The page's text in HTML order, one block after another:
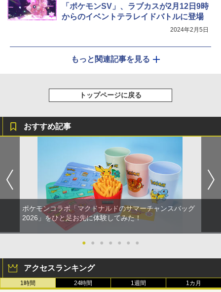
「ポケモンSV」、ラブカスが2月12日9時
からのイベントテラレイドバトルに登場
2024年2月5日
もっと関連記事を見る
トップページに戻る
おすすめ記事
ポケモンコラボ「マクドナルドのサマーチャンスバッグ
2026」をひと足お先に体験してみた！
● ● ● ● ● ● ●
アクセスランキング
1時間 24時間 1週間 1カ月